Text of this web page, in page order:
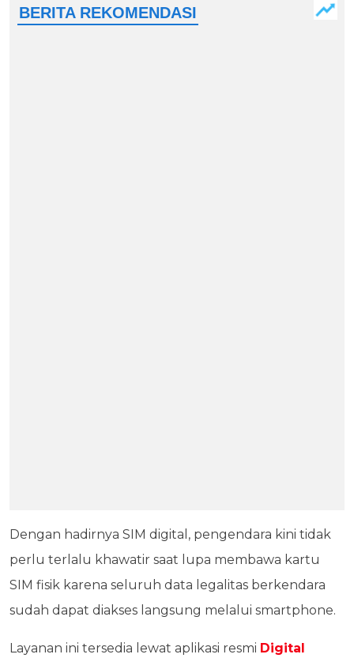
Dengan hadirnya SIM digital, pengendara kini tidak
perlu terlalu khawatir saat lupa membawa kartu
SIM fisik karena seluruh data legalitas berkendara
sudah dapat diakses langsung melalui smartphone.
Layanan ini tersedia lewat aplikasi resmi Digital